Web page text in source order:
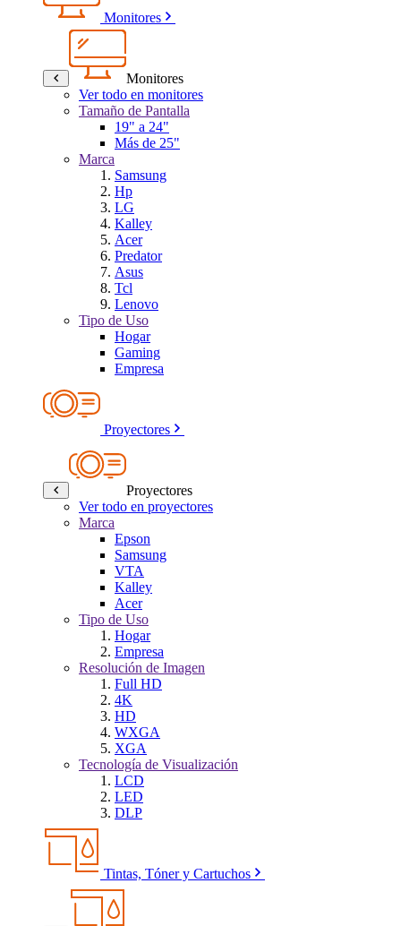
Monitores
Monitores
Ver todo en monitores
Tamaño de Pantalla
19" a 24"
Más de 25"
Marca
Samsung
Hp
LG
Kalley
Acer
Predator
Asus
Tcl
Lenovo
Tipo de Uso
Hogar
Gaming
Empresa
Proyectores
Proyectores
Ver todo en proyectores
Marca
Epson
Samsung
VTA
Kalley
Acer
Tipo de Uso
Hogar
Empresa
Resolución de Imagen
Full HD
4K
HD
WXGA
XGA
Tecnología de Visualización
LCD
LED
DLP
Tintas, Tóner y Cartuchos